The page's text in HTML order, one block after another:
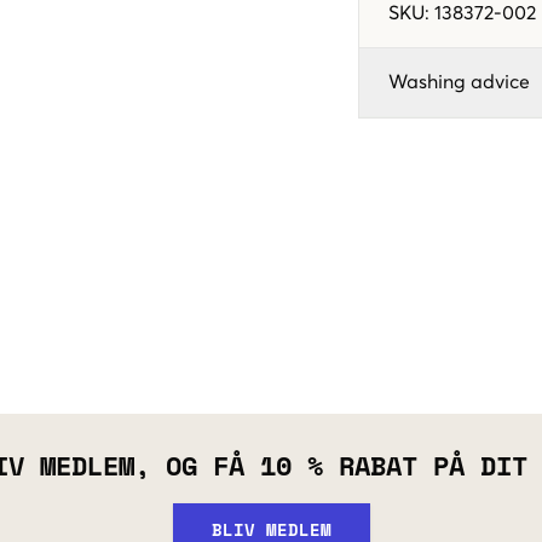
SKU: 138372-002
Washing advice
MEDLEM, OG FÅ 10 % RABAT PÅ
BLIV MEDLEM